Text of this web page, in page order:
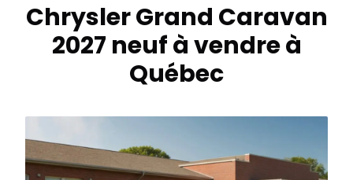
Chrysler Grand Caravan
2027 neuf à vendre à
Québec